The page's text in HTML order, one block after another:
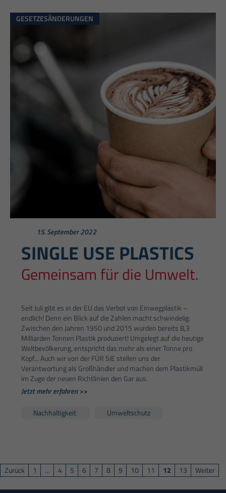
GESETZESÄNDERUNGEN
15. September 2022
SINGLE USE PLASTICS
Gemeinsam für die Umwelt.
Seit Juli gibt es in der EU das Verbot von Einwegplastik –
endlich! Denn ein Blick auf die Zahlen macht schwindelig:
Zwischen den Jahren 1950 und 2015 wurden bereits 8,3
Milliarden Tonnen Plastik produziert! Umgelegt auf die heutige
Weltbevölkerung, entspricht das mehr als einer Tonne pro
Kopf... Auch wir von der FÜR SIE stellen uns der
Verantwortung als Großhändler und machen dem Plastikmüll
im Zuge der neuen Richtlinien den Gar aus.
Jetzt mehr erfahren >>
Nachhaltigkeit Umweltschutz
Zurück 1 … 4 5 6 7 8 9 10 11 12 13 Weiter